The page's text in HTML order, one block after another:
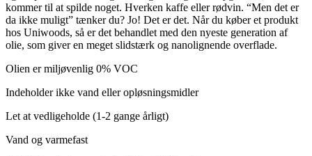
kommer til at spilde noget. Hverken kaffe eller rødvin. “Men det er
da ikke muligt” tænker du? Jo! Det er det. Når du køber et produkt
hos Uniwoods, så er det behandlet med den nyeste generation af
olie, som giver en meget slidstærk og nanolignende overflade.
Olien er miljøvenlig 0% VOC
Indeholder ikke vand eller opløsningsmidler
Let at vedligeholde (1-2 gange årligt)
Vand og varmefast